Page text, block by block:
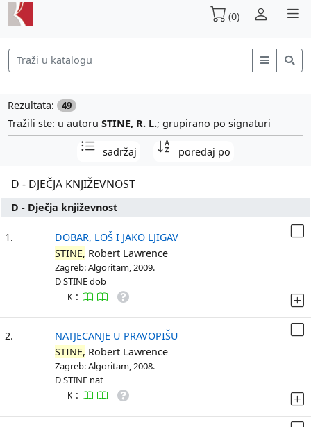
(0)
Rezultata: 49
Tražili ste: u autoru STINE, R. L.; grupirano po signaturi
sadržaj poredaj po
D - DJEČJA KNJIŽEVNOST
D - Dječja književnost
1.
DOBAR, LOŠ I JAKO LJIGAV
STINE, Robert Lawrence
Zagreb: Algoritam, 2009.
D STINE dob
K :
2.
NATJECANJE U PRAVOPIŠU
STINE, Robert Lawrence
Zagreb: Algoritam, 2008.
D STINE nat
K :